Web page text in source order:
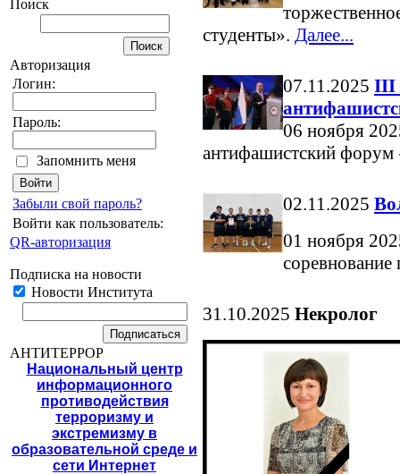
Поиск
Авторизация
Логин:
Пароль:
Запомнить меня
Забыли свой пароль?
Войти как пользователь:
QR-авторизация
Подписка на новости
Новости Института
АНТИТЕРРОР
Национальный центр
информационного
противодействия
терроризму и
экстремизму в
образовательной среде и
сети Интернет
студенты». Далее...
07.11.2025 III
06 ноября
антифашистский
02.11.2025
01 ноября
31.10.2025 Некролог